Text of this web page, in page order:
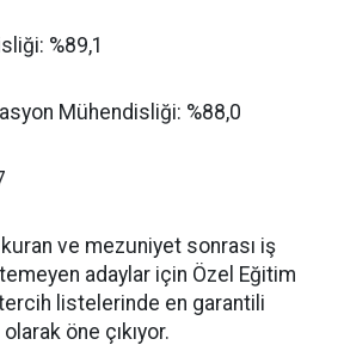
%89,1
Mühendisliği: %88,0
ve mezuniyet sonrası iş
adaylar için Özel Eğitim
listelerinde en garantili
öne çıkıyor.